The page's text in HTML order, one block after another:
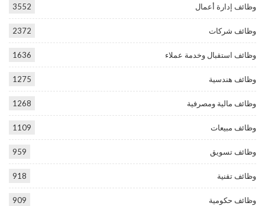
وظائف إدارة أعمال 3552
وظائف شركات 2372
وظائف استقبال وخدمة عملاء 1636
وظائف هندسية 1275
وظائف مالية ومصرفية 1268
وظائف مبيعات 1109
وظائف تسويق 959
وظائف تقنية 918
وظائف حكومية 909